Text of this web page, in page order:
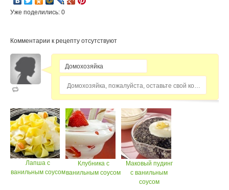
Уже поделились: 0
Комментарии к рецепту отсутствуют
Домохозяйка, пожалуйста, оставьте свой комментарий...
Лапша с
ванильным соусом
Клубника с
ванильным соусом
Маковый пудинг
с ванильным
соусом